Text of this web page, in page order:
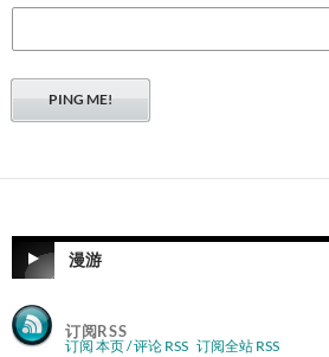
漫游
订阅RSS
订阅 本页 / 评论 RSS 订阅全站 RSS